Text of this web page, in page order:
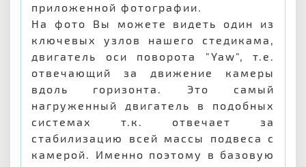
приложенной фотографии.
На фото Вы можете видеть один из
ключевых узлов нашего стедикама,
двигатель оси поворота "Yaw", т.е.
отвечающий за движение камеры
вдоль горизонта. Это самый
нагруженный двигатель в подобных
системах т.к. отвечает за
стабилизацию всей массы подвеса с
камерой. Именно поэтому в базовую